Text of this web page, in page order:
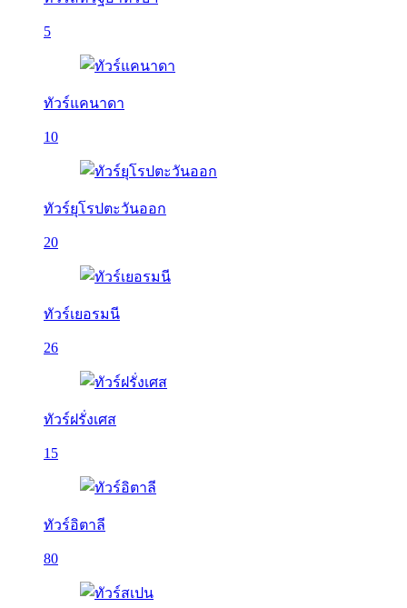
5
ทัวร์แคนาดา
10
ทัวร์ยุโรปตะวันออก
20
ทัวร์เยอรมนี
26
ทัวร์ฝรั่งเศส
15
ทัวร์อิตาลี
80